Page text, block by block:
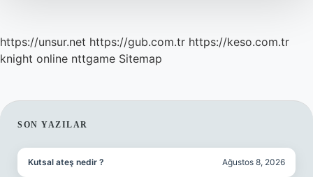
https://unsur.net https://gub.com.tr https://keso.com.tr
knight online nttgame Sitemap
SIDEBAR
SON YAZILAR
Kutsal ateş nedir ? Ağustos 8, 2026